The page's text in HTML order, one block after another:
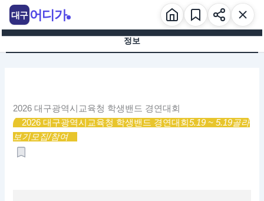
츠
정보
2026 대구광역시교육청 학생밴드 경연대회
2026 대구광역시교육청 학생밴드 경연대회5.19 ~ 5.19골라
보기모집/참여
대구 어디가